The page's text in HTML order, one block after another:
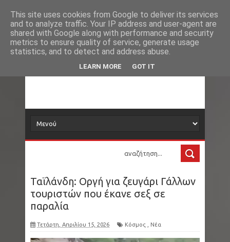
Νέα Loading...
δορυφόρος
Τα νέα όλου του κόσμου στο πιάτο σας
Ταϊλάνδη: Οργή για ζευγάρι Γάλλων
τουριστών που έκανε σεξ σε
παραλία
Τετάρτη, Απριλίου 15, 2026 Κόσμος Νέα
This site uses cookies from Google to deliver its services
and to analyze traffic. Your IP address and user-agent are
shared with Google along with performance and security
metrics to ensure quality of service, generate usage
statistics, and to detect and address abuse.
LEARN MORE GOT IT